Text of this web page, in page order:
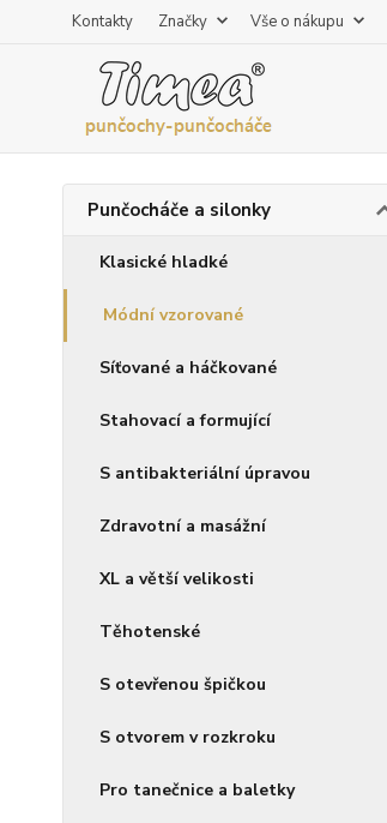
Kontakty Značky Vše o nákupu
Punčocháče a silonky
Klasické hladké
Módní vzorované
Síťované a háčkované
Stahovací a formující
S antibakteriální úpravou
Zdravotní a masážní
XL a větší velikosti
Těhotenské
S otevřenou špičkou
S otvorem v rozkroku
Pro tanečnice a baletky